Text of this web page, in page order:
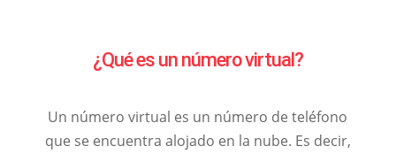
¿Qué es un número virtual?
Un número virtual es un número de teléfono
que se encuentra alojado en la nube. Es decir,